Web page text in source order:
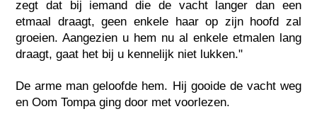
zegt dat bij iemand die de vacht langer dan een
etmaal draagt, geen enkele haar op zijn hoofd zal
groeien. Aangezien u hem nu al enkele etmalen lang
draagt, gaat het bij u kennelijk niet lukken."
De arme man geloofde hem. Hij gooide de vacht weg
en Oom Tompa ging door met voorlezen.